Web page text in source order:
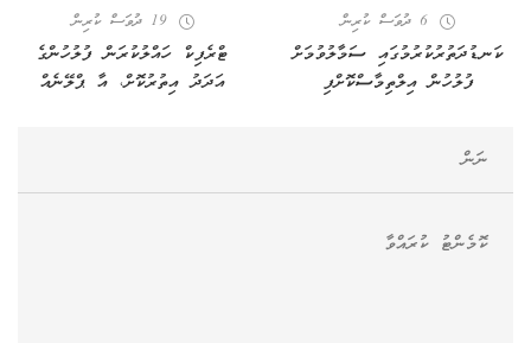
6 ދުވަސް ކުރިން
ކަނޑުދަތުރުކުރުމުގައި ސަމާލުވުމަށް
ފުލުހުން އިލްތިމާސްކޮށްފި
19 ދުވަސް ކުރިން
ޓްރެފިކް ހައްލުކުރަން ފުލުހުންގެ
އަދަދު އިތުރުކޮށް، އާ ޕްލޭނެއް